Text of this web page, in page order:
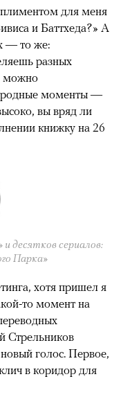
для меня
и Баттхеда?» А
— то же:
разных
можно
моменты —
вы вряд ли
книжку на 26
и десятков сериалов:
Парка»
хотя пришел я
то момент на
Стрельников
голос. Первое,
в коридор для